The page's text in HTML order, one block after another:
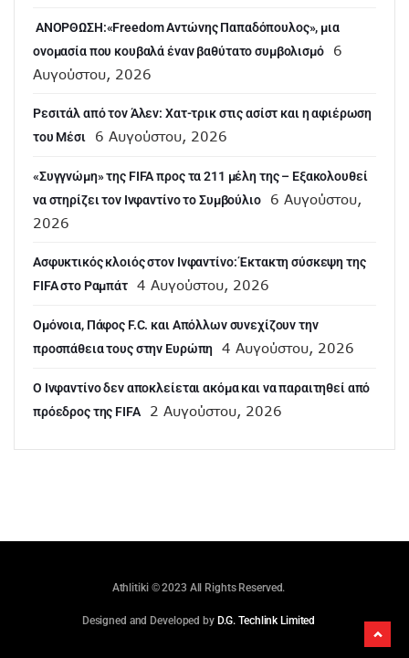
ANOΡΘΩΣΗ:«Freedom Αντώνης Παπαδόπουλος», μια
ονομασία που κουβαλά έναν βαθύτατο συμβολισμό
6
Αυγούστου, 2026
Ρεσιτάλ από τον Άλεν: Χατ-τρικ στις ασίστ και η αφιέρωση
του Μέσι
6 Αυγούστου, 2026
«Συγγνώμη» της FIFA προς τα 211 μέλη της – Εξακολουθεί
να στηρίζει τον Ινφαντίνο το Συμβούλιο
6 Αυγούστου,
2026
Ασφυκτικός κλοιός στον Ινφαντίνο: Έκτακτη σύσκεψη της
FIFA στο Ραμπάτ
4 Αυγούστου, 2026
Ομόνοια, Πάφος F.C. και Απόλλων συνεχίζουν την
προσπάθεια τους στην Ευρώπη
4 Αυγούστου, 2026
Ο Ινφαντίνο δεν αποκλείεται ακόμα και να παραιτηθεί από
πρόεδρος της FIFA
2 Αυγούστου, 2026
Athlitiki © 2023 All Rights Reserved.
Designed and Developed by D.G. Techlink Limited